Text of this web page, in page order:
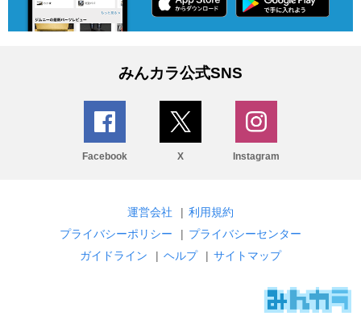
みんカラ公式SNS
Facebook X Instagram
運営会社 | 利用規約
プライバシーポリシー
| プライバシーセンター
ガイドライン
| ヘルプ | サイトマップ